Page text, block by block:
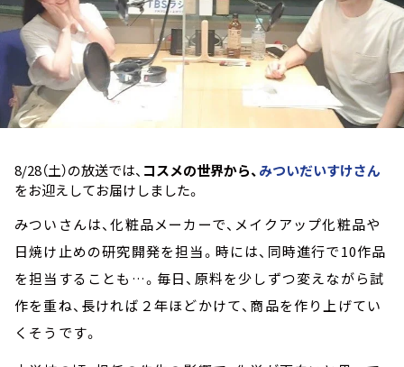
8/28（土）の放送では、 コスメの世界から、みついだいすけさん
をお迎えしてお届けしました。
みついさんは、化粧品メーカーで、メイクアップ化粧品や
日焼け止めの研究開発を担当。時には、同時進行で10作品
を担当することも…。毎日、原料を少しずつ変えながら試
作を重ね、長ければ２年ほどかけて、商品を作り上げてい
くそうです。